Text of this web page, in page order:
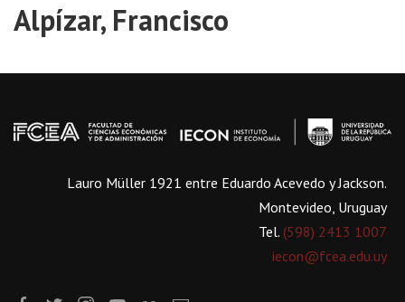
Alpízar, Francisco
Lauro Müller 1921 entre Eduardo Acevedo y Jackson.
Montevideo, Uruguay
Tel. (598) 2413 1007
iecon@fcea.edu.uy